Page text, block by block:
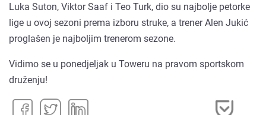
Luka Suton, Viktor Saaf i Teo Turk, dio su najbolje petorke
lige u ovoj sezoni prema izboru struke, a trener Alen Jukić
proglašen je najboljim trenerom sezone.
Vidimo se u ponedjeljak u Toweru na pravom sportskom
druženju!